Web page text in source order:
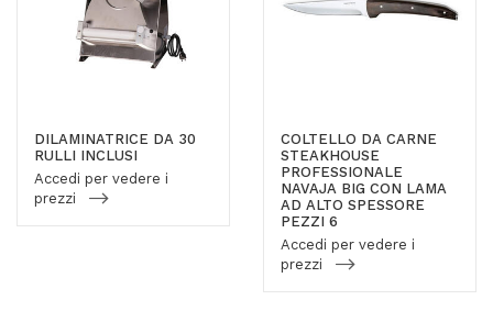
DILAMINATRICE DA 30
RULLI INCLUSI
Accedi per vedere i
prezzi
COLTELLO DA CARNE
STEAKHOUSE
PROFESSIONALE
NAVAJA BIG CON LAMA
AD ALTO SPESSORE
PEZZI 6
Accedi per vedere i
prezzi